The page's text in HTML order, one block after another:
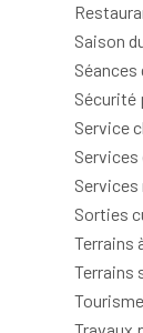
Saison
Sécurité
Service
Services
Sorties
Terrains
Terrains